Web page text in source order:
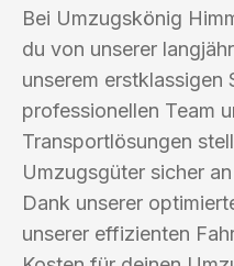
Bei Umzugskönig
du von unserer
unserem erstklassigen
professionellen Team
Transportlösungen
Umzugsgüter sicher
Dank unserer
unserer effizienten